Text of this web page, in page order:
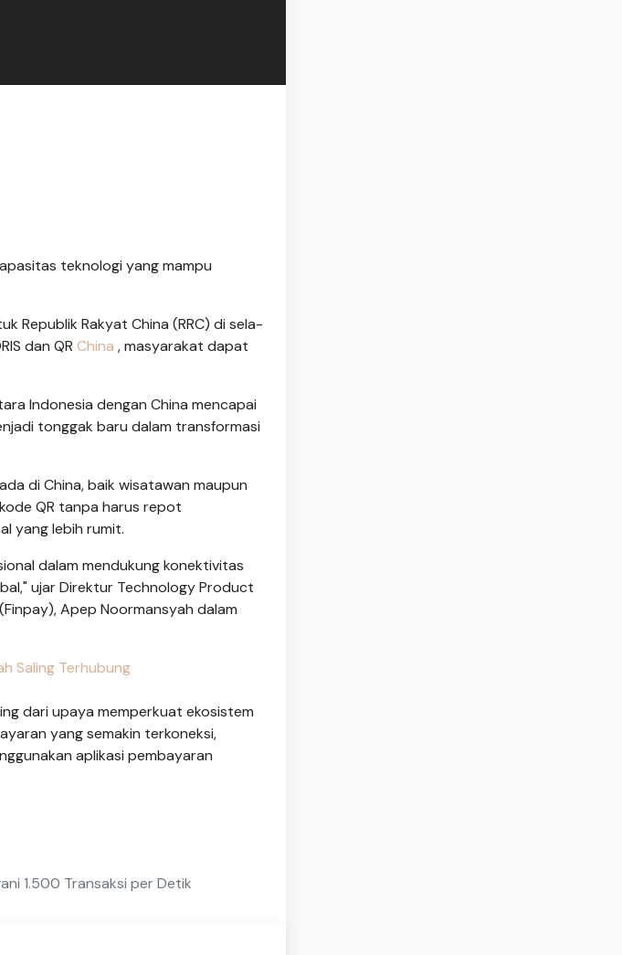
teknologi yang mampu
Republik Rakyat China (RRC) di sela-
dan QR China , masyarakat dapat
Indonesia dengan China mencapai
tonggak baru dalam transformasi
di China, baik wisatawan maupun
QR tanpa harus repot
yang lebih rumit.
dalam mendukung konektivitas
ujar Direktur Technology Product
Apep Noormansyah dalam
Saling Terhubung
dari upaya memperkuat ekosistem
yang semakin terkoneksi,
aplikasi pembayaran
1.500 Transaksi per Detik